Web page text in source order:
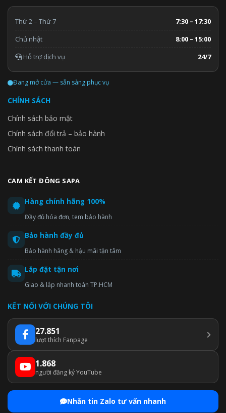
Thứ 2 – Thứ 7
7:30 – 17:30
Chủ nhật
8:00 – 15:00
Hỗ trợ dịch vụ
24/7
Đang mở cửa — sẵn sàng phục vụ
CHÍNH SÁCH
Chính sách bảo mật
Chính sách đổi trả – bảo hành
Chính sách thanh toán
CAM KẾT ĐÔNG SAPA
Hàng chính hãng 100%
Đầy đủ hóa đơn, tem bảo hành
Bảo hành đầy đủ
Bảo hành hãng & hậu mãi tận tâm
Lắp đặt tận nơi
Giao & lắp nhanh toàn TP.HCM
KẾT NỐI VỚI CHÚNG TÔI
27.851
lượt thích Fanpage
1.868
người đăng ký YouTube
Nhắn tin Zalo tư vấn nhanh